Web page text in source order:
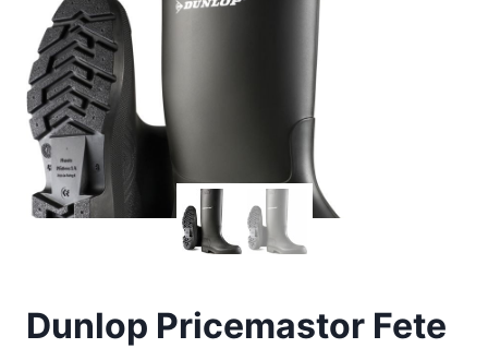
Dunlop Pricemastor Fete